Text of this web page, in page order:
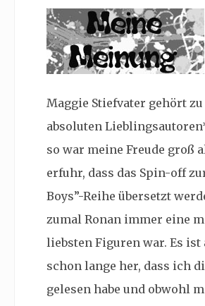
Maggie Stiefvater gehört
absoluten
so war meine Freude groß
erfuhr, dass das Spin-off
Boys”-Reihe übersetzt
zumal Ronan immer eine
liebsten Figuren war. Es
schon lange her, dass ich
gelesen habe und obwohl